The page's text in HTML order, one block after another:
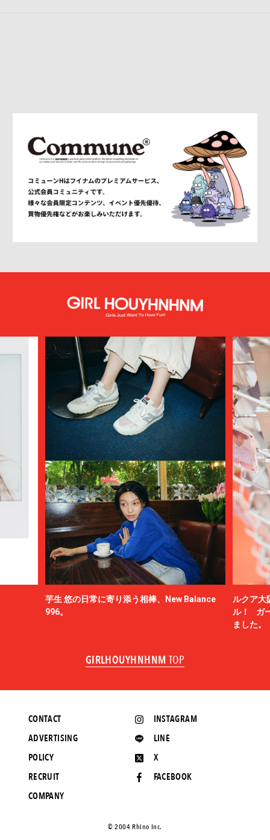
芋生 悠の日常に寄り添う相棒、New Balance
996。
ルクア大
ル！ ガ
ました。
GIRLHOUYHNHNM TOP
INSTAGRAM
LINE
X
FACEBOOK
CONTACT
ADVERTISING
POLICY
RECRUIT
COMPANY
©️ 2004 Rhino Inc.